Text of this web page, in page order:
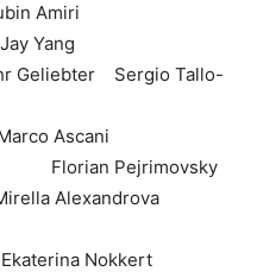
Amiri
Yang
Geliebter Sergio Tallo-
Ascani
Florian Pejrimovsky
Alexandrova
Nokkert